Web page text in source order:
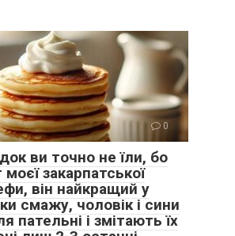
0
ви точно не їли, бо
закарпатської
він найкращий у
смажу, чоловік і сини
пательні і змітають їх